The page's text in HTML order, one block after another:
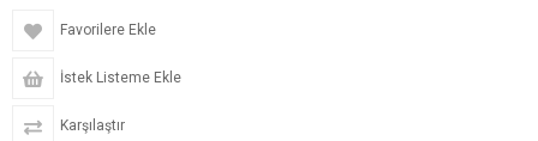
Favorilere Ekle
İstek Listeme Ekle
Karşılaştır